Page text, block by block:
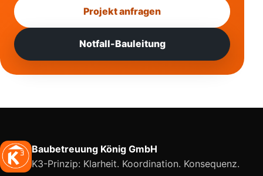
Projekt anfragen
Notfall-Bauleitung
Baubetreuung König GmbH
K3-Prinzip: Klarheit. Koordination. Konsequenz.